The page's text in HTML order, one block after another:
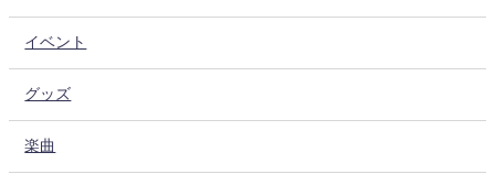
イベント
グッズ
楽曲